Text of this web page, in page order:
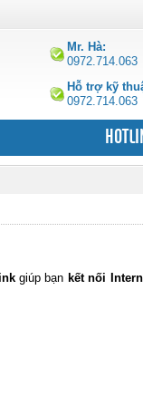
Mr. Hà:
0972.714.063
Hỗ trợ kỹ
0972.714.063
giúp bạn kết nối